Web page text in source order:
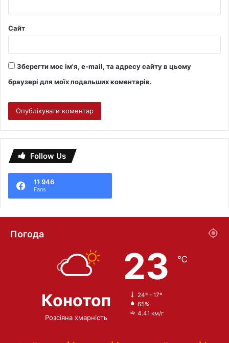
Сайт
Зберегти моє ім'я, e-mail, та адресу сайту в цьому
браузері для моїх подальших коментарів.
Follow Us
11 946
Fans
Погода
Конотоп
Розсіяна хмарність
23 ℃
24º - 17º
65%
4.41 км/г